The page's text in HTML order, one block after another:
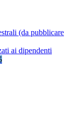
(da pubblicare
ai dipendenti